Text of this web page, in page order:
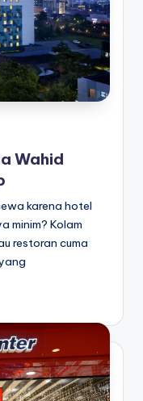
Wahid
karena hotel
minim? Kolam
restoran cuma